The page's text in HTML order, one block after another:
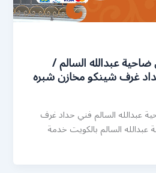
عبدالله السالم /
عبدالله السالم فني حداد غرف
السالم بالكويت خدمة